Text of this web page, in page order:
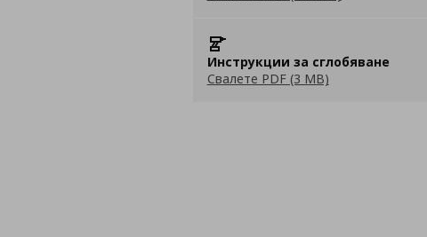
Инструкции за сглобяване
Свалете PDF (3 MB)